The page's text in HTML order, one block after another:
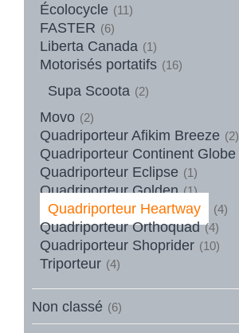
Écolocycle (11)
FASTER (6)
Liberta Canada (1)
Motorisés portatifs (16)
Supa Scoota (2)
Movo (2)
Quadriporteur Afikim Breeze (2)
Quadriporteur Continent Globe
Quadriporteur Eclipse (1)
Quadriporteur Golden (1)
Quadriporteur Heartway (4)
Quadriporteur Orthoquad (4)
Quadriporteur Shoprider (10)
Triporteur (4)
Non classé (6)